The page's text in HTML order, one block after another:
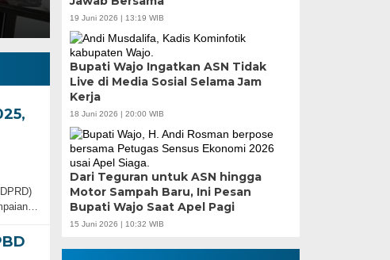
19 Juni 2026 | 13:19 WIB
Bupati Wajo Ingatkan ASN Tidak
Live di Media Sosial Selama Jam
Kerja
18 Juni 2026 | 20:00 WIB
Dari Teguran untuk ASN hingga
Motor Sampah Baru, Ini Pesan
Bupati Wajo Saat Apel Pagi
15 Juni 2026 | 10:32 WIB